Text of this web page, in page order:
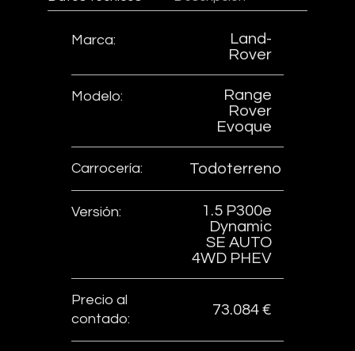
Marca:
Land-
Rover
Modelo:
Range
Rover
Evoque
Carrocería: Todoterreno
Versión:
1.5 P300e
Dynamic
SE AUTO
4WD PHEV
Precio al
contado:
73.084 €